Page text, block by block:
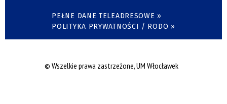
PEŁNE DANE TELEADRESOWE »
POLITYKA PRYWATNOŚCI / RODO »
© Wszelkie prawa zastrzeżone, UM Włocławek